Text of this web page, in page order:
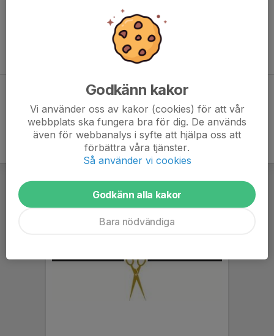
automatiskt på denna sida
Godkänn kakor
Vi använder oss av kakor (cookies) för att vår
webbplats ska fungera bra för dig. De används
även för webbanalys i syfte att hjälpa oss att
förbättra våra tjänster.
Så använder vi cookies
Godkänn alla kakor
Bara nödvändiga